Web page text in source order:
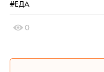
#ЕДА
0